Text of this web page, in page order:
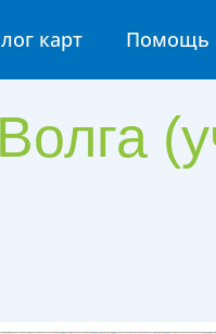
карт Помощь